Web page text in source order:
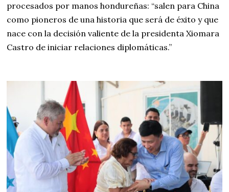
procesados por manos hondureñas: “salen para China
como pioneros de una historia que será de éxito y que
nace con la decisión valiente de la presidenta Xiomara
Castro de iniciar relaciones diplomáticas.”